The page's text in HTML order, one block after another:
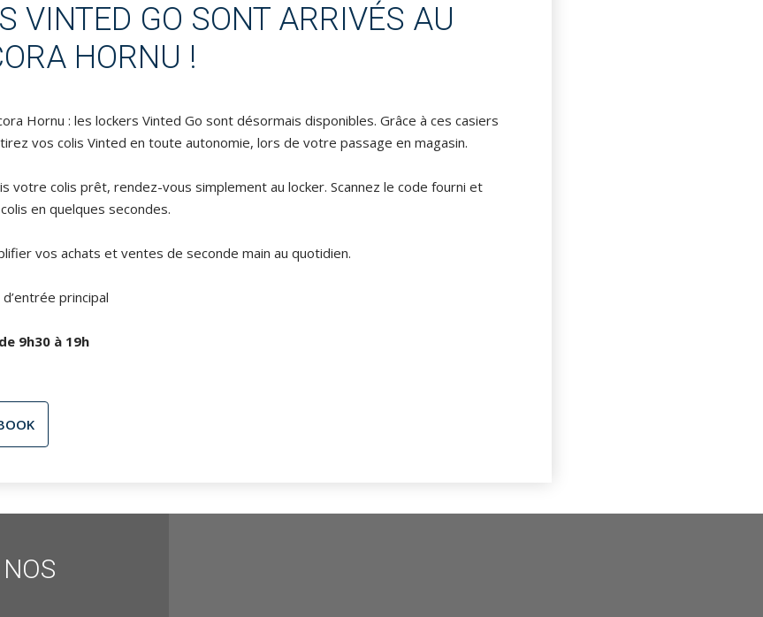
VINTED GO SONT ARRIVÉS AU
HORNU !
Hornu : les lockers Vinted Go sont désormais disponibles. Grâce à ces casiers
vos colis Vinted en toute autonomie, lors de votre passage en magasin.
votre colis prêt, rendez-vous simplement au locker. Scannez le code fourni et
en quelques secondes.
vos achats et ventes de seconde main au quotidien.
principal
9h30 à 19h